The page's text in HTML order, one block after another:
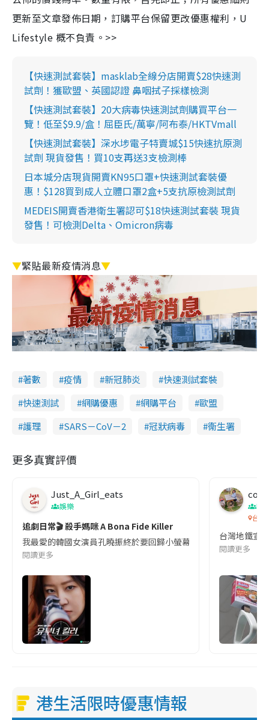
更新至文章發佈日期，訂購平台保留更改優惠權利，U
Lifestyle 概不負責。>>
【快速測試套裝】masklab全線分店開賣$28快速測
試劑！獲歐盟、英國認證 鼻咽拭子採樣檢測
【快速測試套裝】20大病毒快速測試劑購買平台一
覽！低至$9.9/盒！屈臣氏/萬寧/阿布泰/HKTVmall
【快速測試套裝】深水埗電子特賣城$15快速抗原測
試劑 現貨發售！買10支再送3支檢測棒
日本城分店現貨開賣KN95口罩+快速測試套裝優
惠！$128買到成人立體口罩2盒+5支抗原檢測試劑
MEDEIS開賣香港衛生署認可$18快速測試套裝 現貨
發售！可檢測Delta、Omicron病毒
▼緊貼最新疫情消息▼
著數 疫情 新冠肺炎
快速測試套裝
快速測試
網購優惠 網購平台
歐盟
護理
SARS－CoV－2 冠狀病毒 衞生署
更多真實評價
Just_A_Girl_eats
娛樂
追劇日常🎬 殺手媽咪 A Bona Fide Killer
我最愛的韓國女演員孔曉振終於要回歸小螢幕啦!這次的劇本改編
閱讀更多
co
吹
台灣
台灣地鐵宣
閱讀更多
港生活限時優惠情報